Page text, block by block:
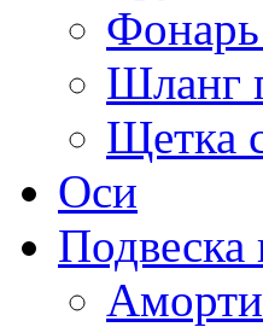
Шланг
Щетка
Оси
Подвеска